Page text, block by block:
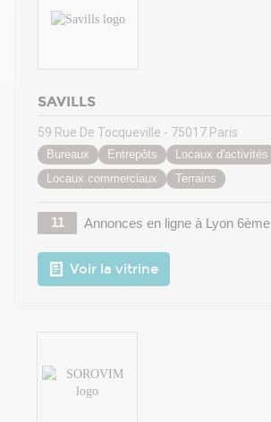
SAVILLS
59 Rue De Tocqueville - 75017 Paris
Bureaux Entrepôts
Locaux d'activités
Locaux commerciaux
Terrains
11 Annonces en ligneà Lyon 6ème
Voir la vitrine